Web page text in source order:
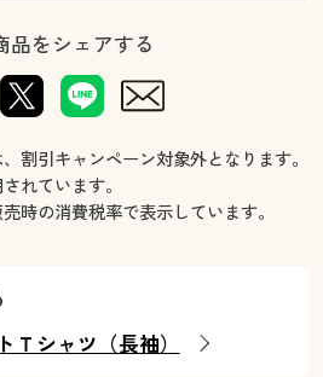
品をシェアする
割引キャンペーン対象外となります。
れています。
時の消費税率で表示しています。
Ｔシャツ（長袖）